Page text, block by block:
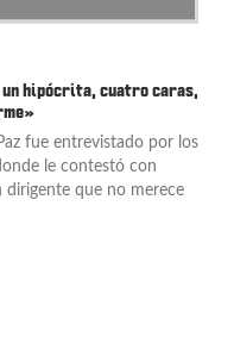
un hipócrita, cuatro caras,
fue entrevistado por los
le contestó con
dirigente que no merece